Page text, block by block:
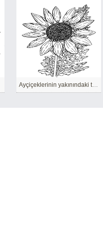
Ayçiçeklerinin yakınındaki toprağı otlandırmazsanız yabani otlar büyüyecektir.